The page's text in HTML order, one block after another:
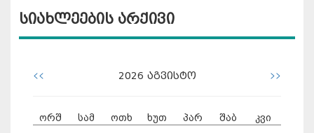
სიახლეების არქივი
<< 2026 აგვისტო >>
ორშ სამ ოთხ ხუთ პარ შაბ კვი